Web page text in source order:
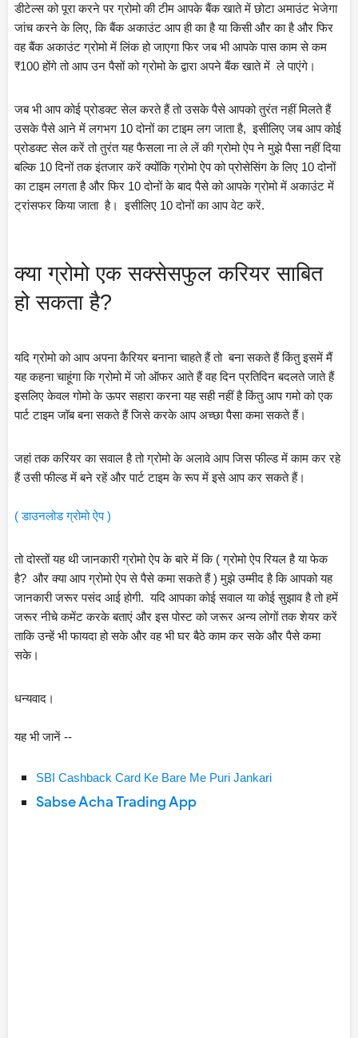
डीटेल्स को पूरा करने पर ग्रोमो की टीम आपके बैंक खाते में छोटा अमाउंट भेजेगा
जांच करने के लिए, कि बैंक अकाउंट आप ही का है या किसी और का है और फिर
वह बैंक अकाउंट ग्रोमो में लिंक हो जाएगा फिर जब भी आपके पास काम से कम
₹100 होंगे तो आप उन पैसों को ग्रोमो के द्वारा अपने बैंक खाते में  ले पाएंगे।
जब भी आप कोई प्रोडक्ट सेल करते हैं तो उसके पैसे आपको तुरंत नहीं मिलते हैं
उसके पैसे आने में लगभग 10 दोनों का टाइम लग जाता है,  इसीलिए जब आप कोई
प्रोडक्ट सेल करें तो तुरंत यह फैसला ना ले लें की ग्रोमो ऐप ने मुझे पैसा नहीं दिया
बल्कि 10 दिनों तक इंतजार करें क्योंकि ग्रोमो ऐप को प्रोसेसिंग के लिए 10 दोनों
का टाइम लगता है और फिर 10 दोनों के बाद पैसे को आपके ग्रोमो में अकाउंट में
ट्रांसफर किया जाता  है।  इसीलिए 10 दोनों का आप वेट करें.
क्या ग्रोमो एक सक्सेसफुल करियर साबित
हो सकता है?
यदि ग्रोमो को आप अपना कैरियर बनाना चाहते हैं तो  बना सकते हैं किंतु इसमें मैं
यह कहना चाहूंगा कि ग्रोमो में जो ऑफर आते हैं वह दिन प्रतिदिन बदलते जाते हैं
इसलिए केवल गोमो के ऊपर सहारा करना यह सही नहीं है किंतु आप गमो को एक
पार्ट टाइम जॉब बना सकते हैं जिसे करके आप अच्छा पैसा कमा सकते हैं।
जहां तक करियर का सवाल है तो ग्रोमो के अलावे आप जिस फील्ड में काम कर रहे
हैं उसी फील्ड में बने रहें और पार्ट टाइम के रूप में इसे आप कर सकते हैं।
( डाउनलोड ग्रोमो ऐप )
तो दोस्तों यह थी जानकारी ग्रोमो ऐप के बारे में कि ( ग्रोमो ऐप रियल है या फेक
है?  और क्या आप ग्रोमो ऐप से पैसे कमा सकते हैं ) मुझे उम्मीद है कि आपको यह
जानकारी जरूर पसंद आई होगी.  यदि आपका कोई सवाल या कोई सुझाव है तो हमें
जरूर नीचे कमेंट करके बताएं और इस पोस्ट को जरूर अन्य लोगों तक शेयर करें
ताकि उन्हें भी फायदा हो सके और वह भी घर बैठे काम कर सके और पैसे कमा
सके।
धन्यवाद।
यह भी जानें --
SBI Cashback Card Ke Bare Me Puri Jankari
Sabse Acha Trading App